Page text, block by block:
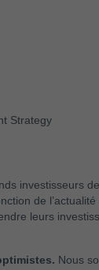
Strategy
investisseurs
de
leurs
Nous